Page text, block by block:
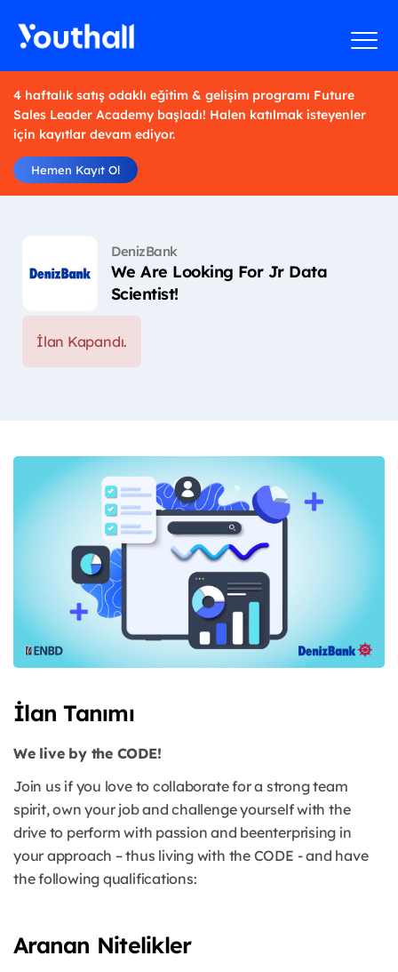
4 haftalık satış odaklı eğitim & gelişim programı Future
Sales Leader Academy başladı! Halen katılmak isteyenler
için kayıtlar devam ediyor.
Hemen Kayıt Ol
DenizBank
We Are Looking For Jr Data
Scientist!
İlan Kapandı.
İlan Tanımı
We live by the CODE!
Join us if you love to collaborate for a strong team
spirit, own your job and challenge yourself with the
drive to perform with passion and beenterprising in
your approach – thus living with the CODE - and have
the following qualifications:
Aranan Nitelikler